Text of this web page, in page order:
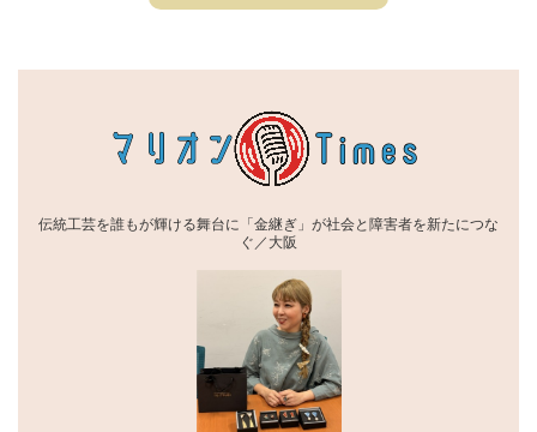
伝統工芸を誰もが輝ける舞台に「金継ぎ」が社会と障害者を新たにつな
ぐ／大阪